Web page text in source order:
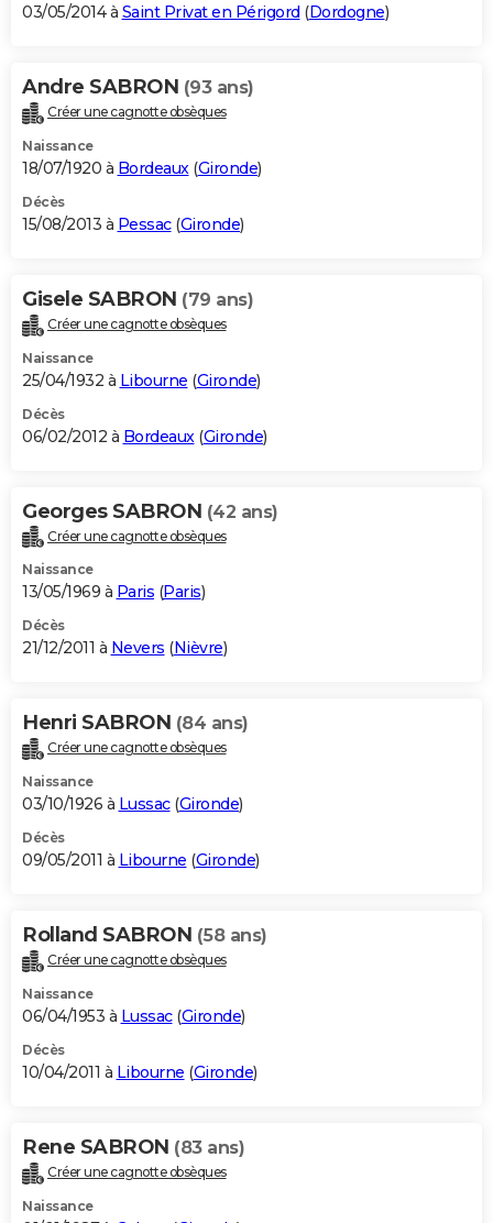
03/05/2014 à Saint Privat en Périgord (Dordogne)
Andre SABRON (93 ans)
Créer une cagnotte obsèques
Naissance
18/07/1920 à Bordeaux(Gironde)
Décès
15/08/2013 à Pessac(Gironde)
Gisele SABRON (79 ans)
Créer une cagnotte obsèques
Naissance
25/04/1932 à Libourne (Gironde)
Décès
06/02/2012 à Bordeaux (Gironde)
Georges SABRON (42 ans)
Créer une cagnotte obsèques
Naissance
13/05/1969 à Paris (Paris)
Décès
21/12/2011 à Nevers (Nièvre)
Henri SABRON (84 ans)
Créer une cagnotte obsèques
Naissance
03/10/1926 à Lussac(Gironde)
Décès
09/05/2011 à Libourne (Gironde)
Rolland SABRON (58 ans)
Créer une cagnotte obsèques
Naissance
06/04/1953 à Lussac(Gironde)
Décès
10/04/2011 à Libourne (Gironde)
Rene SABRON (83 ans)
Créer une cagnotte obsèques
Naissance